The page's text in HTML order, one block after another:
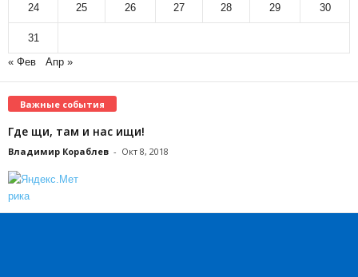
24 25 26 27 28 29 30
31
« Фев
Апр »
Важные события
Где щи, там и нас ищи!
Владимир Кораблев - Окт 8, 2018